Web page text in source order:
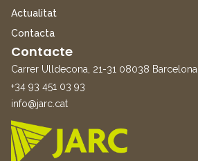
Actualitat
Contacta
Contacte
Carrer Ulldecona, 21-31 08038 Barcelona
+34 93 451 03 93
info@jarc.cat